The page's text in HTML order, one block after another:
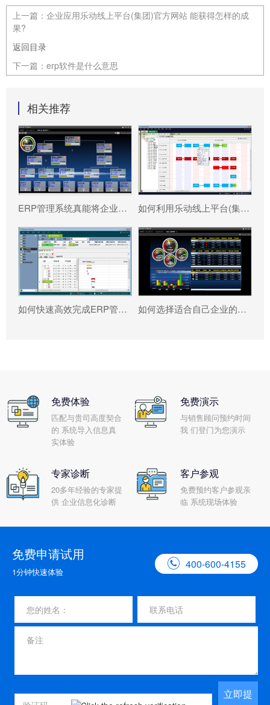
上一篇： 企业应用乐动线上平台(集团)官方网站 能获得怎样的成
果?
返回目录
下一篇： erp软件是什么意思
相关推荐
ERP管理系统真能将企业数据转化为可执行决策吗? 如何利用乐动线上平台(集团)官方网站 系统更好提升企业运营效率?
如何快速高效完成ERP管理系统配置? 如何选择适合自己企业的乐动线上平台(集团)官方网站 ?
免费体验
匹配与贵司高度契合
的 系统导入信息真
实体验
免费演示
与销售顾问预约时间
我 们登门为您演示
专家诊断
20多年经验的专家提
供 企业信息化诊断
客户参观
免费预约客户参观亲
临 系统现场体验
免费申请试用
1分钟快速体验
 400-600-4155
立即提